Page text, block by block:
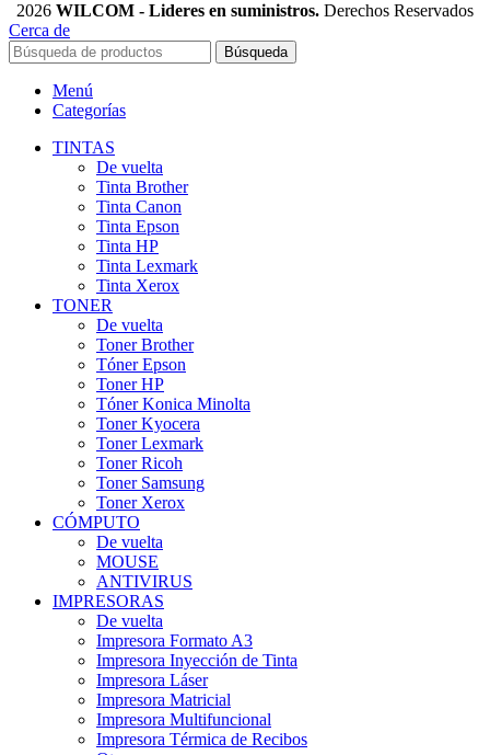
2026 WILCOM - Lideres en suministros. Derechos Reservados
Cerca de
Búsqueda
Menú
Categorías
TINTAS
De vuelta
Tinta Brother
Tinta Canon
Tinta Epson
Tinta HP
Tinta Lexmark
Tinta Xerox
TONER
De vuelta
Toner Brother
Tóner Epson
Toner HP
Tóner Konica Minolta
Toner Kyocera
Toner Lexmark
Toner Ricoh
Toner Samsung
Toner Xerox
CÓMPUTO
De vuelta
MOUSE
ANTIVIRUS
IMPRESORAS
De vuelta
Impresora Formato A3
Impresora Inyección de Tinta
Impresora Láser
Impresora Matricial
Impresora Multifuncional
Impresora Térmica de Recibos